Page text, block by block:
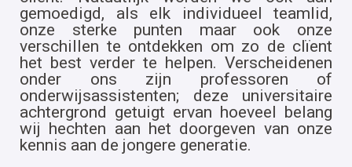
gemoedigd, als elk individueel teamlid,
onze sterke punten maar ook onze
verschillen te ontdekken om zo de clïent
het best verder te helpen. Verscheidenen
onder ons zijn professoren of
onderwijsassistenten; deze universitaire
achtergrond getuigt ervan hoeveel belang
wij hechten aan het doorgeven van onze
kennis aan de jongere generatie.